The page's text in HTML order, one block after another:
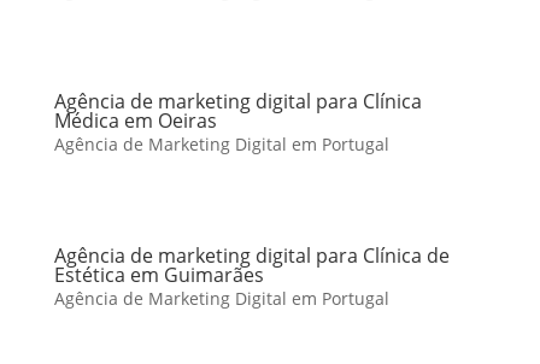
Agência de marketing digital para Clínica
Médica em Oeiras
Agência de Marketing Digital em Portugal
Agência de marketing digital para Clínica de
Estética em Guimarães
Agência de Marketing Digital em Portugal